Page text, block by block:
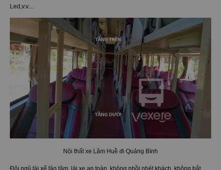
Led,v.v…
Nội thất xe Lâm Huề đi Quảng Bình
Đội ngũ tài xế tận tâm, lái xe an toàn, không nhồi nhét khách, không bắt